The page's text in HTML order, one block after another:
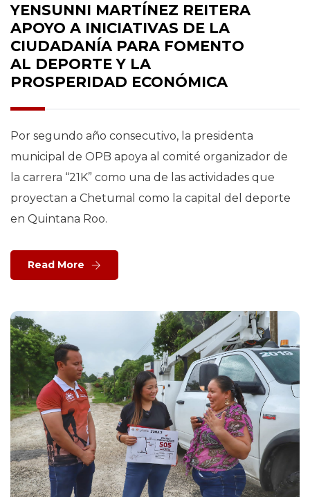
YENSUNNI MARTÍNEZ REITERA
APOYO A INICIATIVAS DE LA
CIUDADANÍA PARA FOMENTO
AL DEPORTE Y LA
PROSPERIDAD ECONÓMICA
Por segundo año consecutivo, la presidenta
municipal de OPB apoya al comité organizador de
la carrera “21K” como una de las actividades que
proyectan a Chetumal como la capital del deporte
en Quintana Roo.
Read More